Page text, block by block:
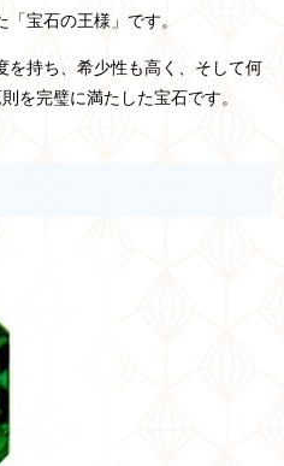
宝石の王様」です。
を持ち、希少性も高く、そして何
を完璧に満たした宝石です。